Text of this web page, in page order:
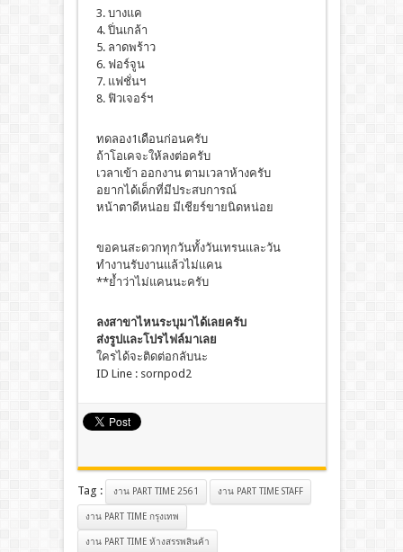
3. บางแค
4. ปิ่นเกล้า
5. ลาดพร้าว
6. ฟอร์จูน
7. แฟชั่นฯ
8. ฟิวเจอร์ฯ
ทดลอง1เดือนก่อนครับ
ถ้าโอเคจะให้ลงต่อครับ
เวลาเข้า ออกงาน ตามเวลาห้างครับ
อยากได้เด็กที่มีประสบการณ์
หน้าตาดีหน่อย มีเชียร์ขายนิดหน่อย
ขอคนสะดวกทุกวันทั้งวันเทรนและวัน
ทำงานรับงานแล้วไม่เเคน
**ย้ำว่าไม่แคนนะครับ
ลงสาขาไหนระบุมาได้เลยครับ
ส่งรูปและโปรไฟล์มาเลย
ใครได้จะติดต่อกลับนะ
ID Line : sornpod2
Tag : งาน PART TIME 2561 งาน PART TIME STAFF
งาน PART TIME กรุงเทพ
งาน PART TIME ห้างสรรพสินค้า